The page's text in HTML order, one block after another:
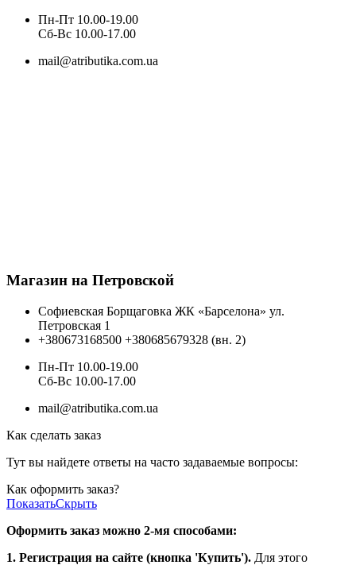
Пн-Пт 10.00-19.00
Cб-Вс 10.00-17.00
mail@atributika.com.ua
Магазин на Петровской
Софиевская Борщаговка ЖК «Барселона» ул.
Петровская 1
+380673168500 +380685679328 (вн. 2)
Пн-Пт 10.00-19.00
Cб-Вс 10.00-17.00
mail@atributika.com.ua
Как сделать заказ
Тут вы найдете ответы на часто задаваемые вопросы:
Как оформить заказ?
ПоказатьСкрыть
Оформить заказ можно 2-мя способами:
1. Регистрация на сайте (кнопка 'Купить'). Для этого